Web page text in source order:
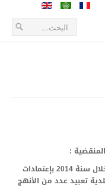
:
مشروع تعبيد طرقات بالمنطقة البلدية خلال سنة 2014 بإعتمادات
إعتزام البلدية تعبيد عدد من الأنهج